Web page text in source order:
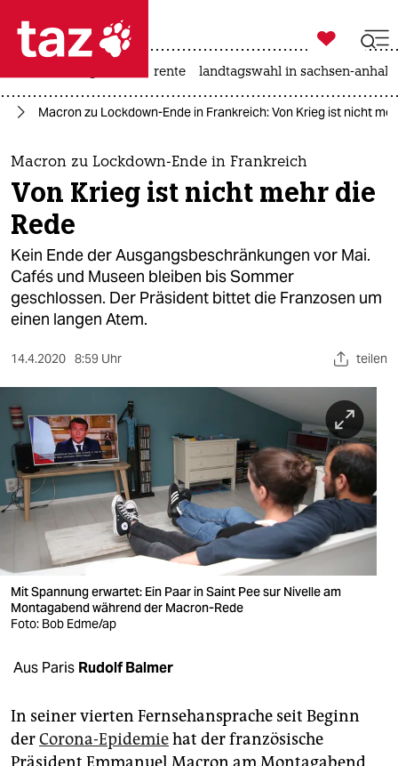
 taz zahl ich
taz zahl ich
themen
politik
öko
gesellschaft
kultur
sport
berlin
nord
wahrheit
verlag
verlag
veranstaltungen
shop
fragen & hilfe
abo

taz zahl ich
rente landtagswahl in sachsen-anhalt
Macron zu Lockdown-Ende in Frankreich: Von Krieg ist nicht
Macron zu Lockdown-Ende in Frankreich
Von Krieg ist nicht mehr die
Rede
Kein Ende der Ausgangsbeschränkungen vor Mai.
Cafés und Museen bleiben bis Sommer
geschlossen. Der Präsident bittet die Franzosen um
einen langen Atem.
14.4.2020 8:59 Uhr teilen
Mit Spannung erwartet: Ein Paar in Saint Pee sur Nivelle am
Montagabend während der Macron-Rede
Foto: Bob Edme/ap
Aus Paris Rudolf Balmer
In seiner vierten Fernsehansprache seit Beginn
derCorona-Epidemiehat der französische